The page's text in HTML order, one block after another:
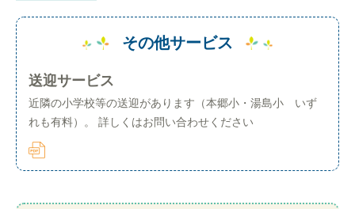
その他サービス
送迎サービス
近隣の小学校等の送迎があります（本郷小・湯島小 いず
れも有料）。 詳しくはお問い合わせください